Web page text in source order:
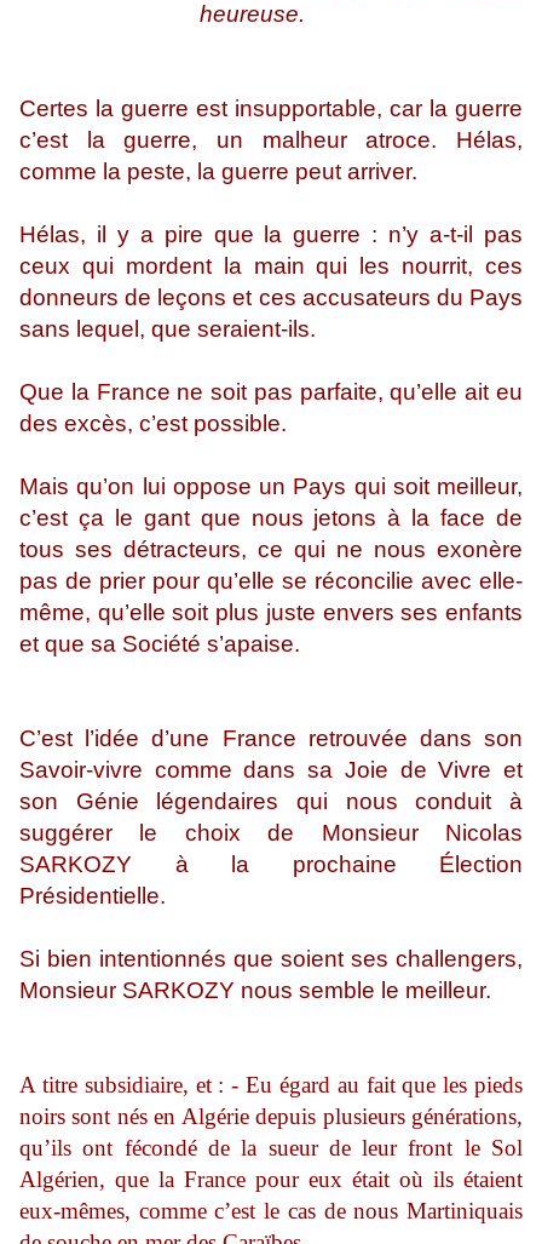
heureuse.
Certes la guerre est insupportable, car la guerre
c’est la guerre, un malheur atroce. Hélas,
comme la peste, la guerre peut arriver.
Hélas, il y a pire que la guerre : n’y a-t-il pas
ceux qui mordent la main qui les nourrit, ces
donneurs de leçons et ces accusateurs du Pays
sans lequel, que seraient-ils.
Que la France ne soit pas parfaite, qu’elle ait eu
des excès, c’est possible.
Mais qu’on lui oppose un Pays qui soit meilleur,
c’est ça le gant que nous jetons à la face de
tous ses détracteurs, ce qui ne nous exonère
pas de prier pour qu’elle se réconcilie avec elle-
même, qu’elle soit plus juste envers ses enfants
et que sa Société s’apaise.
C’est l’idée d’une France retrouvée dans son
Savoir-vivre comme dans sa Joie de Vivre et
son Génie légendaires qui nous conduit à
suggérer le choix de Monsieur Nicolas
SARKOZY à la prochaine Élection
Présidentielle.
Si bien intentionnés que soient ses challengers,
Monsieur SARKOZY nous semble le meilleur.
A titre subsidiaire, et : - Eu égard au fait que les pieds
noirs sont nés en Algérie depuis plusieurs générations,
qu’ils ont fécondé de la sueur de leur front le Sol
Algérien, que la France pour eux était où ils étaient
eux-mêmes, comme c’est le cas de nous Martiniquais